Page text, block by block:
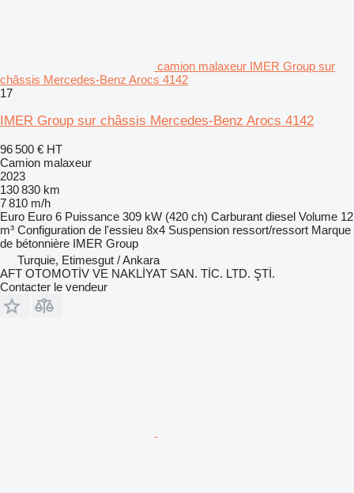
camion malaxeur IMER Group sur
châssis Mercedes-Benz Arocs 4142
17
IMER Group sur châssis Mercedes-Benz Arocs 4142
96 500 € HT
Camion malaxeur
2023
130 830 km
7 810 m/h
Euro Euro 6 Puissance 309 kW (420 ch) Carburant diesel Volume 12
m³ Configuration de l'essieu 8x4 Suspension ressort/ressort Marque
de bétonnière IMER Group
Turquie, Etimesgut / Ankara
AFT OTOMOTİV VE NAKLİYAT SAN. TİC. LTD. ŞTİ.
Contacter le vendeur